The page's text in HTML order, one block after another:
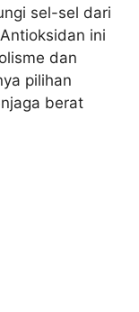
sel-sel dari
ini
dan
pilihan
berat